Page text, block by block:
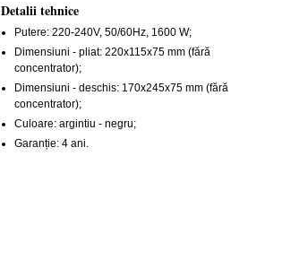
Detalii tehnice
Putere: 220-240V, 50/60Hz, 1600 W;
Dimensiuni - pliat: 220x115x75 mm (fără
concentrator);
Dimensiuni - deschis: 170x245x75 mm (fără
concentrator);
Culoare: argintiu - negru;
Garanție: 4 ani.